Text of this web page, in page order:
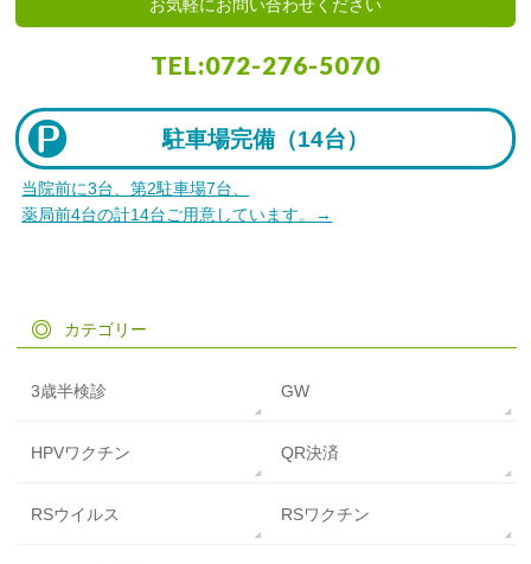
お気軽にお問い合わせください
TEL:072-276-5070
駐車場完備（14台）
当院前に3台、第2駐車場7台、
薬局前4台の計14台ご用意しています。→
カテゴリー
3歳半検診 GW
HPVワクチン QR決済
RSウイルス RSワクチン